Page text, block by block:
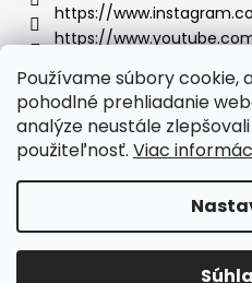
Používame súbory cookie,
pohodlné prehliadanie
analýze neustále
použiteľnosť. Viac
HĽADAŤ
O
d
p
r
https://
https://
Facebook
TOP